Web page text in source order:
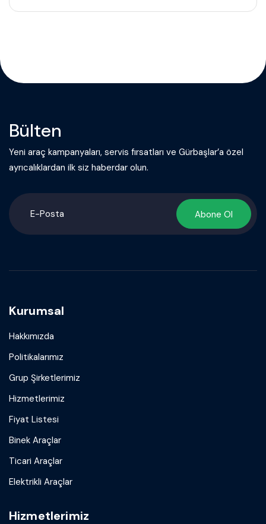
Bülten
Yeni araç kampanyaları, servis fırsatları ve Gürbaşlar’a özel
ayrıcalıklardan ilk siz haberdar olun.
Abone Ol
Kurumsal
Hakkımızda
Politikalarımız
Grup Şirketlerimiz
Hizmetlerimiz
Fiyat Listesi
Binek Araçlar
Ticari Araçlar
Elektrikli Araçlar
Hizmetlerimiz